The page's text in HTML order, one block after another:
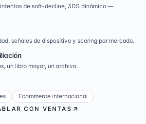
de soft-decline, 3DS dinámico —
señales de dispositivo y scoring por mercado.
un libro mayor, un archivo.
Ecommerce internacional
CON VENTAS